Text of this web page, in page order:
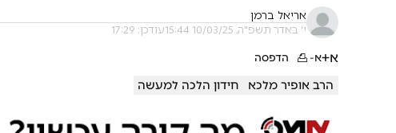
אריאל ברמן
י' באדר תשפ"ה, 10/03/25 15:44 עודכן: 17:29
א+א- הדפסה
הרב אופיר מלכא חידון הלכה למעשה